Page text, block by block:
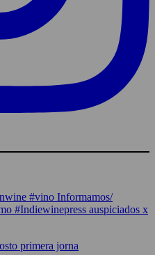
#vino Informamos/
#Indiewinepress auspiciados x
primera jorna